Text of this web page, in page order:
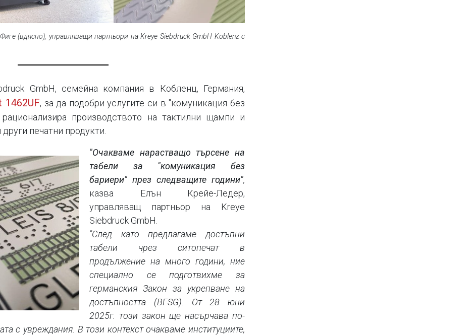
(вдясно), управляващи партньори на Kreye Siebdruck GmbH Koblenz с
GmbH, семейна компания в Кобленц, Германия,
1462UF, за да подобри услугите си в "комуникация без
производството на тактилни щампи и
печатни продукти.
"Очакваме нарастващо търсене на
табели за "комуникация без
бариери" през следващите години",
казва Елън Крейе-Ледер,
управляващ партньор на Kreye
Siebdruck GmbH.
"След като предлагаме достъпни
табели чрез ситопечат в
продължение на много години, ние
специално се подготвихме за
германския Закон за укрепване на
достъпността (BFSG). От 28 юни
2025г. този закон ще насърчава по-
с увреждания. В този контекст очакваме институциите,